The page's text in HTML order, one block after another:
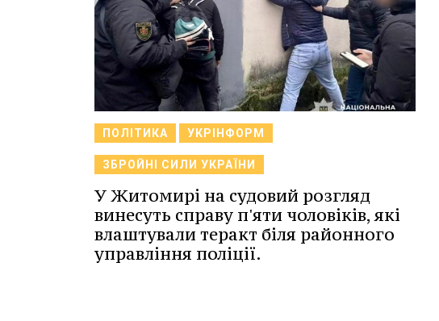
ПОЛІТИКА УКРІНФОРМ
ЗБРОЙНІ СИЛИ УКРАЇНИ
У Житомирі на судовий розгляд
винесуть справу п'яти чоловіків, які
влаштували теракт біля районного
управління поліції.